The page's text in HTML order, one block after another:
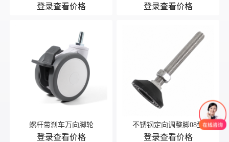
登录查看价格 登录查看价格
螺杆带刹车万向脚轮
登录查看价格
不锈钢定向调整脚08型
登录查看价格